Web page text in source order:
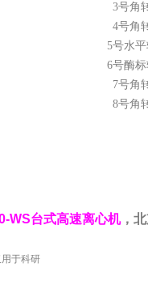
3号角
4号角
5号水
6号酶
7号角
8号角
WS台式高速离心机，
于科研